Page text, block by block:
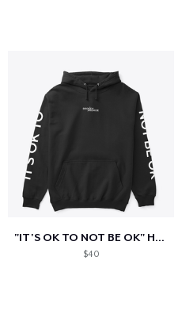
"IT'S OK TO NOT BE OK" Hoodie (BP LOGO)
$40